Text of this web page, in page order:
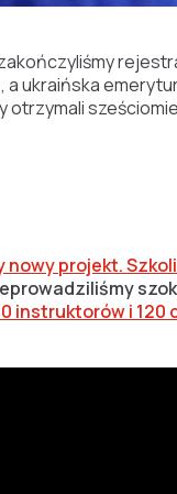
a ukraińska
otrzymali
nowy projekt.
instruktorów i 120